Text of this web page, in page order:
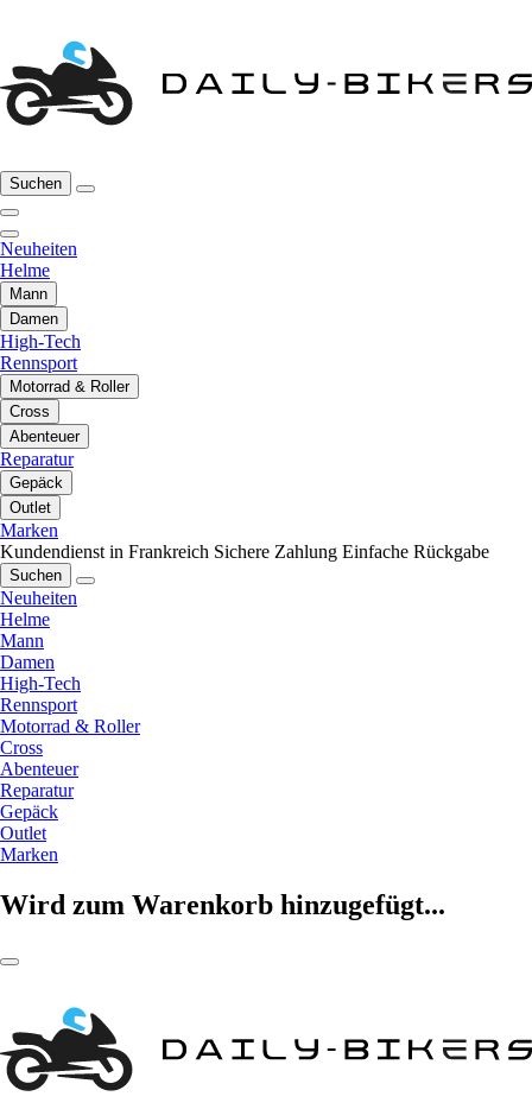
Suchen
Neuheiten
Helme
Mann
Damen
High-Tech
Rennsport
Motorrad & Roller
Cross
Abenteuer
Reparatur
Gepäck
Outlet
Marken
Kundendienst in Frankreich Sichere Zahlung Einfache Rückgabe
Suchen
Neuheiten
Helme
Mann
Damen
High-Tech
Rennsport
Motorrad & Roller
Cross
Abenteuer
Reparatur
Gepäck
Outlet
Marken
Wird zum Warenkorb hinzugefügt...